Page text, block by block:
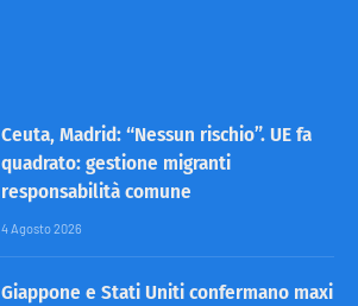
Ceuta, Madrid: “Nessun rischio”. UE fa
quadrato: gestione migranti
responsabilità comune
4 Agosto 2026
Giappone e Stati Uniti confermano maxi